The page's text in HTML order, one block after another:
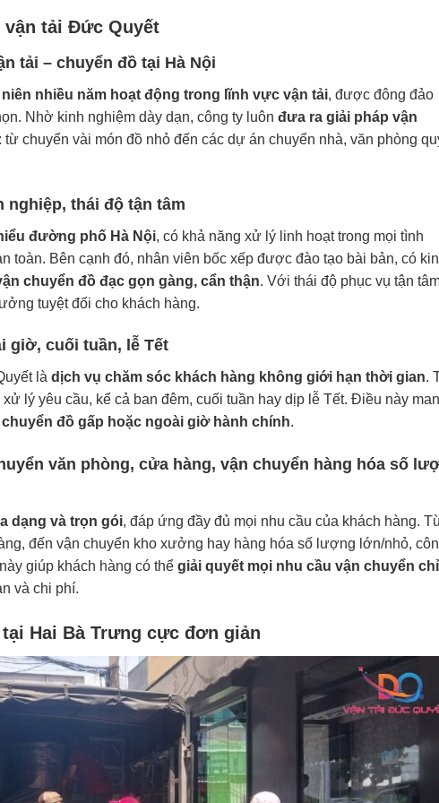
vận tải Đức Quyết
tải – chuyển đồ tại Hà Nội
nhiều năm hoạt động trong lĩnh vực vận tải, được đông đảo
Nhờ kinh nghiệm dày dạn, công ty luôn đưa ra giải pháp vận
chuyển vài món đồ nhỏ đến các dự án chuyển nhà, văn phòng
nghiệp, thái độ tận tâm
đường phố Hà Nội, có khả năng xử lý linh hoạt trong mọi tình
toàn. Bên cạnh đó, nhân viên bốc xếp được đào tạo bài bản, có
chuyển đồ đạc gọn gàng, cẩn thận. Với thái độ phục vụ tận
tuyệt đối cho khách hàng.
giờ, cuối tuần, lễ Tết
là dịch vụ chăm sóc khách hàng không giới hạn thời gian.
lý yêu cầu, kể cả ban đêm, cuối tuần hay dịp lễ Tết. Điều này
chuyển đồ gấp hoặc ngoài giờ hành chính.
văn phòng, cửa hàng, vận chuyển hàng hóa số
dạng và trọn gói, đáp ứng đầy đủ mọi nhu cầu của khách hàng.
đến vận chuyển kho xưởng hay hàng hóa số lượng lớn/nhỏ,
giúp khách hàng có thể giải quyết mọi nhu cầu vận chuyển
và chi phí.
Hai Bà Trưng cực đơn giản